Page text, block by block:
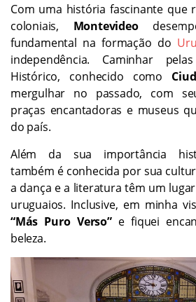
Com uma história fascinante que
coloniais, Montevideo
fundamental na formação do
independência. Caminhar
Histórico, conhecido como
mergulhar no passado, com
praças encantadoras e museus
do país.
Além da sua importância
também é conhecida por sua
a dança e a literatura têm um
uruguaios. Inclusive, em minha
“Más Puro Verso”e fiquei
beleza.